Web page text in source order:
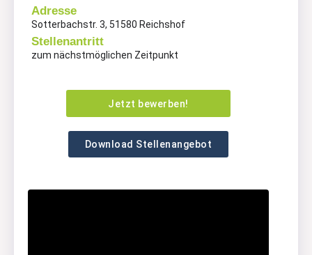
Adresse
Sotterbachstr. 3, 51580 Reichshof
Stellenantritt
zum nächstmöglichen Zeitpunkt
Jetzt bewerben!
Download Stellenangebot